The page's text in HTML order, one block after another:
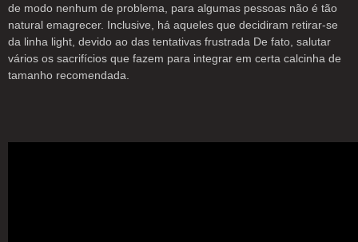
de modo nenhum de problema, para algumas pessoas não é tão
natural emagrecer. Inclusive, há aqueles que decidiram retirar-se
da linha light, devido ao das tentativas frustrada De fato, salutar
vários os sacrifícios que fazem para integrar em certa calcinha de
tamanho recomendada.